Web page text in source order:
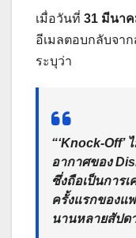
เมื่อวันที่ 31 มีนา
อีเมลตอบกลับจา
ระบุว่า
“‘Knock-Off’
อากาศของ
ซึ่งถือเป็นการ
ครั้งแรกของแ
นานหลายสัปด